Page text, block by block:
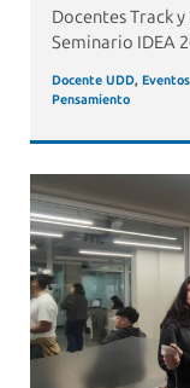
Docentes Track
Seminario IDEA
Docente UDD, Eventos
Pensamiento